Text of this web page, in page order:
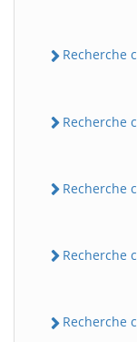
Recherche
Recherche
Recherche
Recherche
Recherche